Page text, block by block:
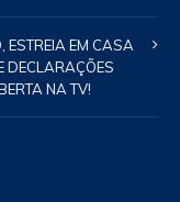
ESTREIA EM CASA
DECLARAÇÕES
NA TV!